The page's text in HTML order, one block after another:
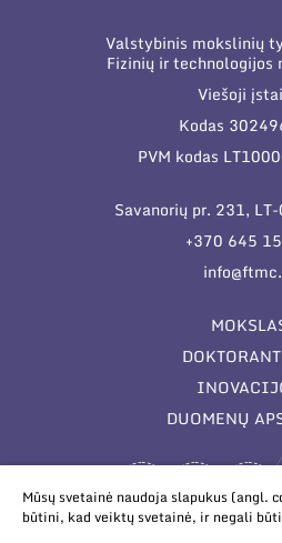
Valstybinis mokslinių
Fizinių ir technologijos
Viešoji
Kodas
PVM kodas
Savanorių pr. 231,
+370 645
DUOMENŲ
Mūsų svetainė naudoja slapukus (angl.
būtini, kad veiktų svetainė, ir negali